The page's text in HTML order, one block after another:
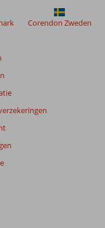
Corendon Zweden